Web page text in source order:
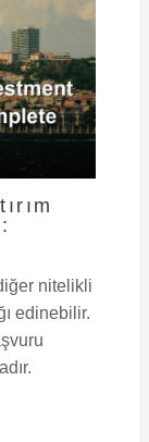
nitelikli
edinebilir.